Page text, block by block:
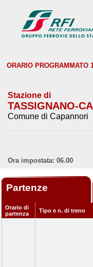
ORARIO
Stazione di
TASSIGNANO-
Comune di Capannori
Ora impostata: 06.00
Partenze
Orario di
partenza
Tipo e n. di treno